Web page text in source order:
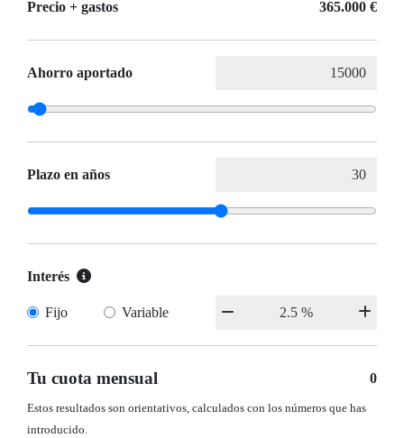
Precio + gastos 365.000 €
Ahorro aportado
Plazo en años
Interés
Fijo Variable
Tu cuota mensual 0
Estos resultados son orientativos, calculados con los números que has
introducido.